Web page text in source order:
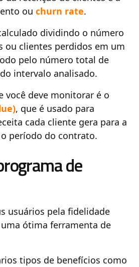
ouchurn rate.
dividindo o número
ou clientes perdidos em um
pelo número total de
intervalo analisado.
você deve monitorar é o
, que é usado para
cada cliente gera para a
período do contrato.
de
usuários pela fidelidade
ótima ferramenta de
tipos de benefícios como